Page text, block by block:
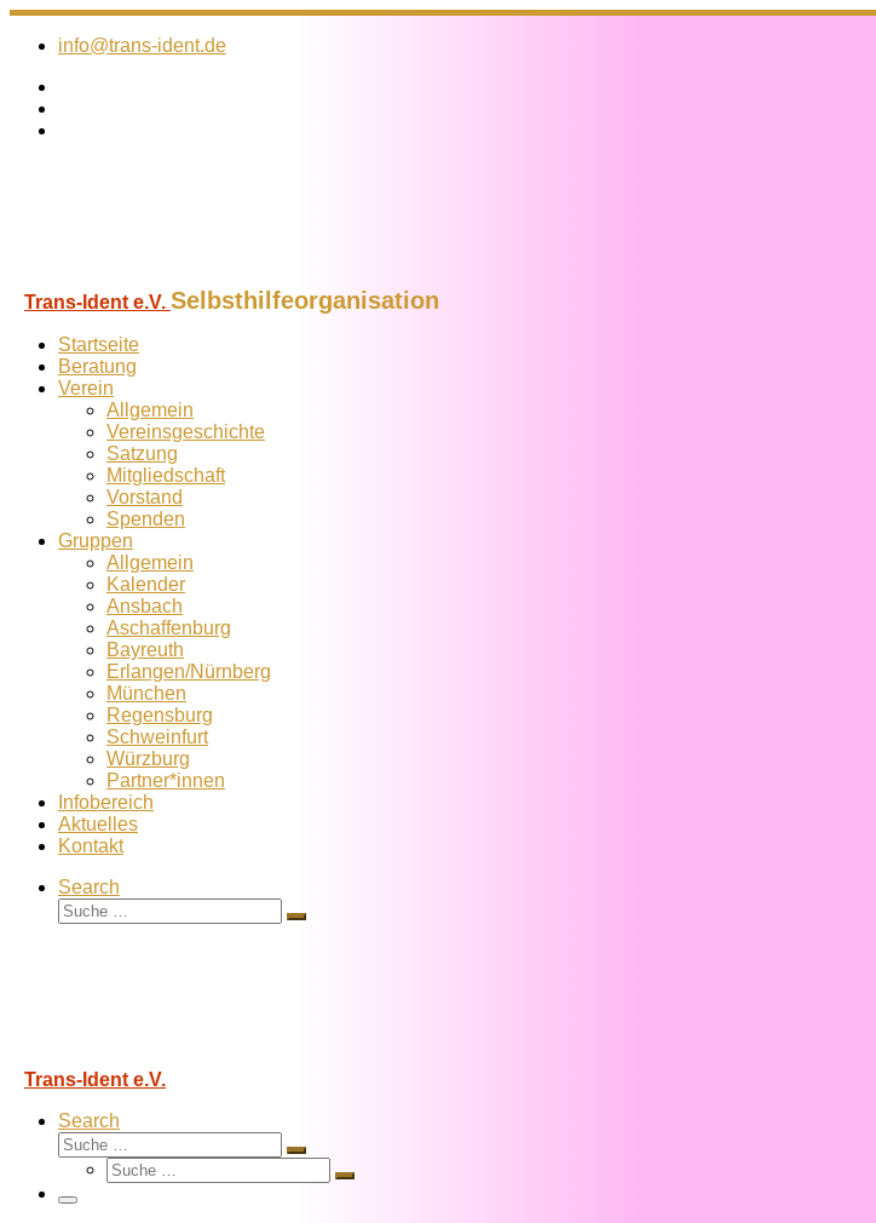
Zum
Inhalt
info@trans-ident.de
Trans-Ident e.V. Selbsthilfeorganisation
Startseite
Beratung
Verein
Allgemein
Vereins­geschichte
Satzung
Mitglied­schaft
Vorstand
Spenden
Gruppen
Allgemein
Kalender
Ansbach
Aschaffenburg
Bayreuth
Erlangen/Nürnberg
München
Regensburg
Schweinfurt
Würzburg
Partner*innen
Infobereich
Aktuelles
Kontakt
Search
Suche
Suche
Trans-Ident e.V.
Search
Suche
Suche
Suche
Suche
Menü